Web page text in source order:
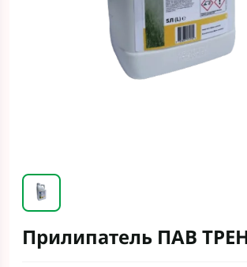
Прилипатель ПАВ